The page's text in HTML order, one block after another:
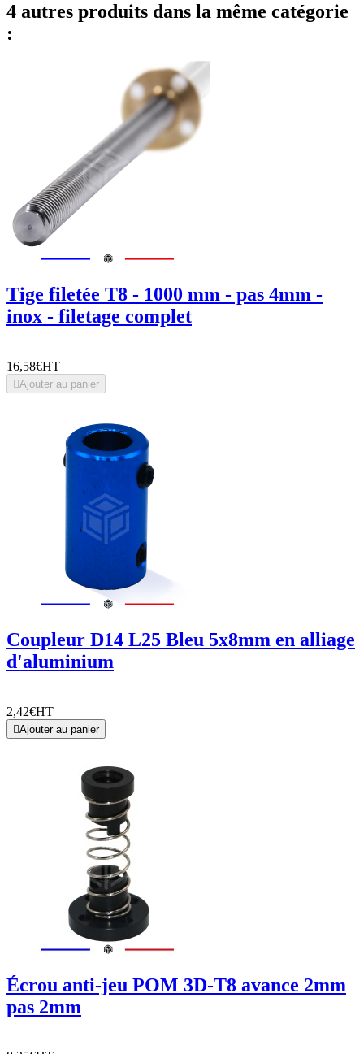
4 autres produits dans la même catégorie
:
Tige filetée T8 - 1000 mm - pas 4mm -
inox - filetage complet
16,58€HT
Ajouter au panier
Coupleur D14 L25 Bleu 5x8mm en alliage
d'aluminium
2,42€HT
Ajouter au panier
Écrou anti-jeu POM 3D-T8 avance 2mm
pas 2mm